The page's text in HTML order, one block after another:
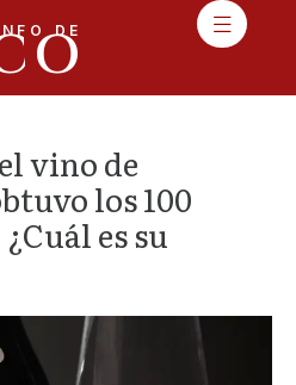
DE
vino de
los 100
es su